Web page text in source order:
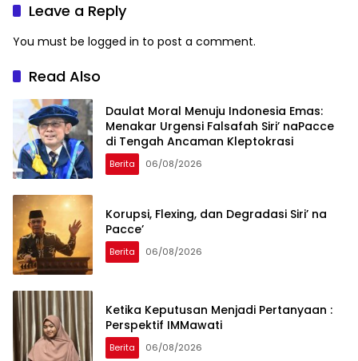
Leave a Reply
You must be logged in to post a comment.
Read Also
Daulat Moral Menuju Indonesia Emas:
Menakar Urgensi Falsafah Siri’ naPacce
di Tengah Ancaman Kleptokrasi
Berita 06/08/2026
Korupsi, Flexing, dan Degradasi Siri’ na
Pacce’
Berita 06/08/2026
Ketika Keputusan Menjadi Pertanyaan :
Perspektif IMMawati
Berita 06/08/2026